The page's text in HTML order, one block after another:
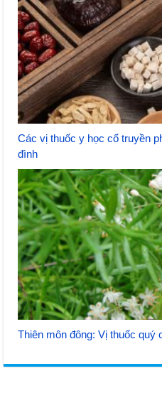
Các vị thuốc y học cổ truyền
đình
Thiên môn đông: Vị thuốc quý